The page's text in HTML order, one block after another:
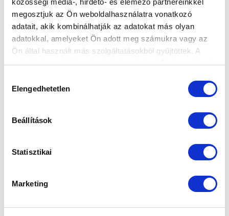
megosztjuk az Ön weboldalhasználatra vonatkozó
adatait, akik kombinálhatják az adatokat más olyan
adatokkal, amelyeket Ön adott meg számukra vagy az
Ön által használt más szolgáltatásokból gyűjtöttek. A
weboldalon való böngészés folytatásával Ön hozzájárul a
kiválasztása
Elengedhetetlen
Beállítások
Statisztikai
Marketing
Elfogadom az Adatvédelmi tájékoztatót
FELIRATKOZOM